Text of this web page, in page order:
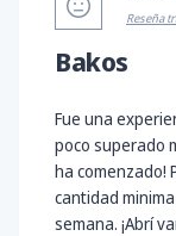
Reseña
Bakos
Fue una
poco superado
ha comenzado!
cantidad
semana. ¡Abrí